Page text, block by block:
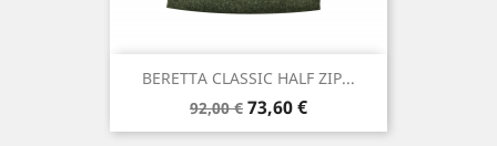
BERETTA CLASSIC HALF ZIP...
Precio
base
92,00 € Precio
73,60 €